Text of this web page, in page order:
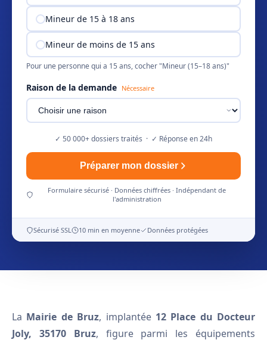
Mineur de 15 à 18 ans
Mineur de moins de 15 ans
Pour une personne qui a 15 ans, cocher "Mineur (15–18 ans)"
Raison de la demande Nécessaire
✓ 50 000+ dossiers traités · ✓ Réponse en 24h
Préparer mon dossier
Formulaire sécurisé · Données chiffrées · Indépendant de
l'administration
Sécurisé SSL 10 min en moyenne Données protégées
La Mairie de Bruz, implantée 12 Place du Docteur
Joly, 35170 Bruz, figure parmi les équipements